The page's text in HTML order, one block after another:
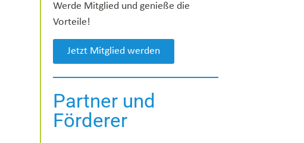
Werde Mitglied und genieße die
Vorteile!
Jetzt Mitglied werden
Partner und
Förderer